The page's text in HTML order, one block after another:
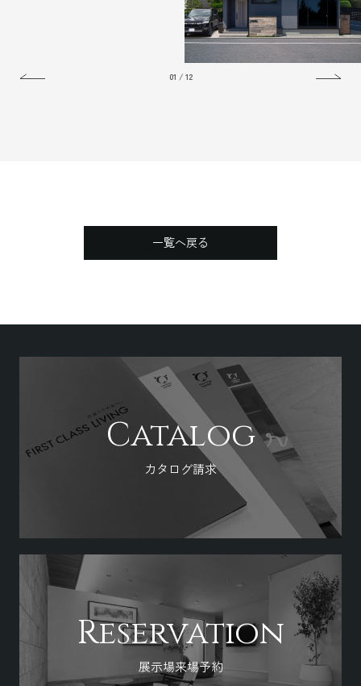
New
空間作りにセンスが詰まった重
01 / 12
一覧へ戻る
Catalog
カタログ請求
Reservation
展示場来場予約